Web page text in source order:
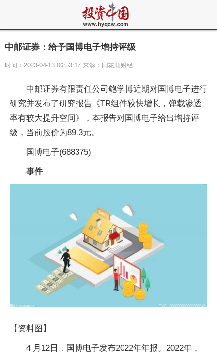
中邮证券：给予国博电子增持评级
时间：2023-04-13 06:53:17 来源：同花顺财经
中邮证券有限责任公司鲍学博近期对国博电子进行
研究并发布了研究报告《TR组件较快增长，弹载渗透
率有较大提升空间》，本报告对国博电子给出增持评
级，当前股价为89.3元。
国博电子(688375)
事件
【资料图】
4 月12日，国博电子发布2022年年报。2022年，